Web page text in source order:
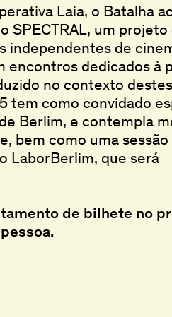
Laia, o Batalha
SPECTRAL, um
independentes de
encontros dedicados à
no contexto destes
tem como convidado
Berlim, e contempla
bem como uma sessão
LaborBerlim, que será
de bilhete no